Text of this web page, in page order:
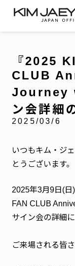
NEWS
ニュース
プロフィール
EVENT
MEMBERSHIP
会員特典
FANCLUB
FC NEWS
OFFICIAL MENU
FC NEWS VIDEO
arrow_right arrow_right
『2025
CLUB
Journey
ン会詳細
2025/03/6
いつもキム・ジ
とうございます。
2025年3月9日(
FAN CLUB
サイン会の詳細
ご来場される皆